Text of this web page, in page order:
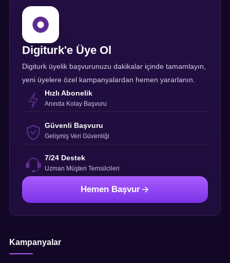
Digiturk'e Üye Ol
Digiturk üyelik başvurunuzu dakikalar içinde tamamlayın,
yeni üyelere özel kampanyalardan hemen yararlanın.
Hızlı Abonelik
Anında Kolay Başvuru
Güvenli Başvuru
Gelişmiş Veri Güvenliği
7/24 Destek
Uzman Müşteri Temsilcileri
Hemen Başvur
Kampanyalar